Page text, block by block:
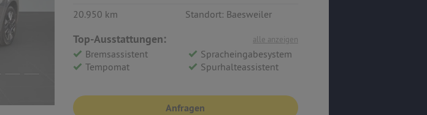
20.950 km
Standort: Baesweiler
alle anzeigen
Top-Ausstattungen:
Bremsassistent
Spracheingabesystem
Tempomat
Spurhalteassistent
Anfragen